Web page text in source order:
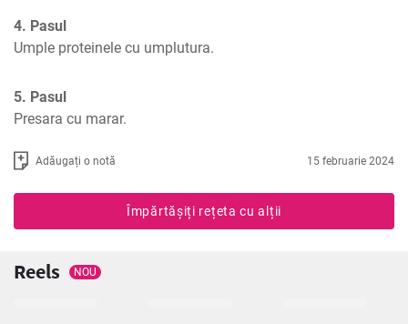
4. Pasul
Umple proteinele cu umplutura.
5. Pasul
Presara cu marar.
Adăugați o notă 15 februarie 2024
Împărtășiți rețeta cu alții
Reels NOU